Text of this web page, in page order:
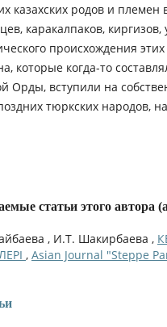
казахских родов и племен
каракалпаков,
происхождения
которые когда-то
Орды, вступили на
тюркских народов,
статьи этого автора
, И.Т. Шакирбаева ,
, Asian Journal "Steppe